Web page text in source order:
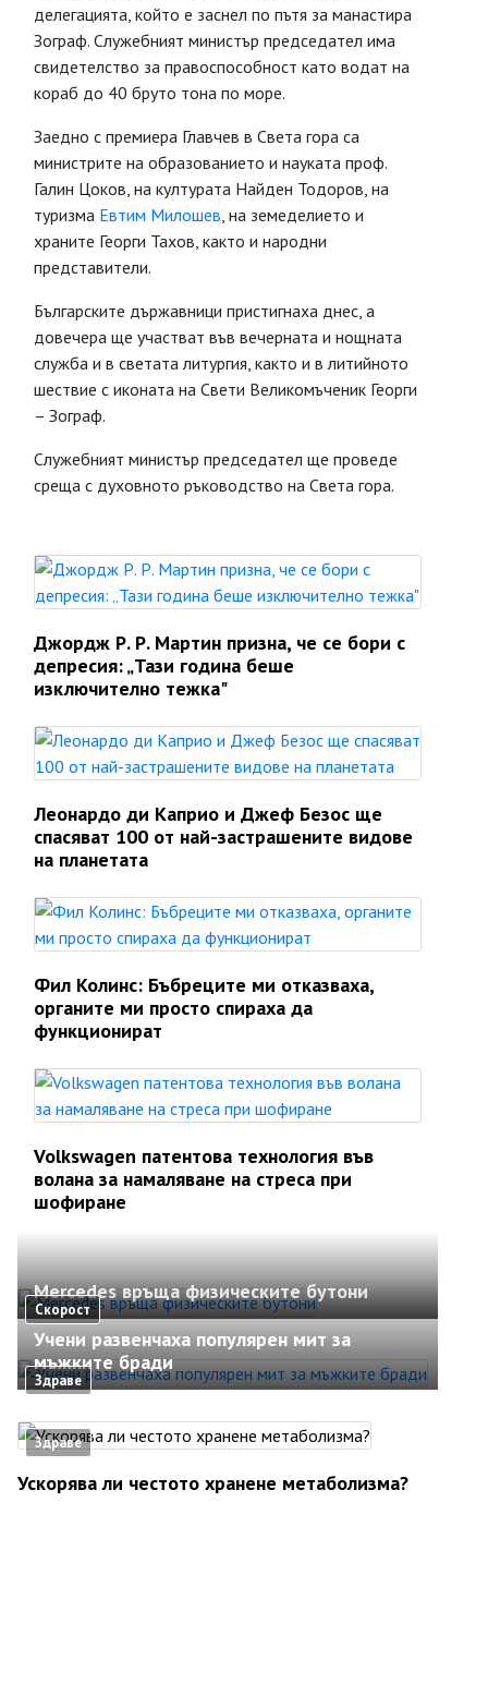
делегацията, който е заснел по пътя за манастира
Зограф. Служебният министър председател има
свидетелство за правоспособност като водат на
кораб до 40 бруто тона по море.
Заедно с премиера Главчев в Света гора са
министрите на образованието и науката проф.
Галин Цоков, на културата Найден Тодоров, на
туризма Евтим Милошев, на земеделието и
храните Георги Тахов, както и народни
представители.
Българските държавници пристигнаха днес, а
довечера ще участват във вечерната и нощната
служба и в светата литургия, както и в литийното
шествие с иконата на Свети Великомъченик Георги
– Зограф.
Служебният министър председател ще проведе
среща с духовното ръководство на Света гора.
Джордж Р. Р. Мартин призна, че се бори с
депресия: „Тази година беше
изключително тежка"
Леонардо ди Каприо и Джеф Безос ще
спасяват 100 от най-застрашените видове
на планетата
Фил Колинс: Бъбреците ми отказваха,
органите ми просто спираха да
функционират
Volkswagen патентова технология във
волана за намаляване на стреса при
шофиране
Скорост
Mercedes връща физическите бутони
Здраве
Учени развенчаха популярен мит за
мъжките бради
Здраве
Ускорява ли честото хранене метаболизма?